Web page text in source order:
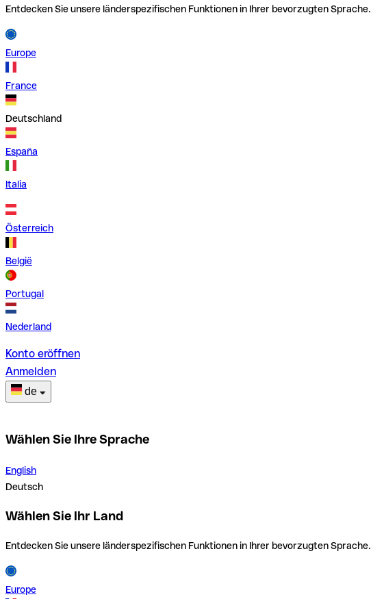
Entdecken Sie unsere länderspezifischen Funktionen in Ihrer bevorzugten Sprache.
Europe
France
Deutschland
España
Italia
Österreich
België
Portugal
Nederland
Konto eröffnen
Anmelden
de
Wählen Sie Ihre Sprache
English
Deutsch
Wählen Sie Ihr Land
Entdecken Sie unsere länderspezifischen Funktionen in Ihrer bevorzugten Sprache.
Europe